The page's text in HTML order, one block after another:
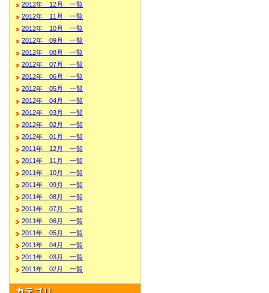
2012年 12月 一覧
2012年 11月 一覧
2012年 10月 一覧
2012年 09月 一覧
2012年 08月 一覧
2012年 07月 一覧
2012年 06月 一覧
2012年 05月 一覧
2012年 04月 一覧
2012年 03月 一覧
2012年 02月 一覧
2012年 01月 一覧
2011年 12月 一覧
2011年 11月 一覧
2011年 10月 一覧
2011年 09月 一覧
2011年 08月 一覧
2011年 07月 一覧
2011年 06月 一覧
2011年 05月 一覧
2011年 04月 一覧
2011年 03月 一覧
2011年 02月 一覧